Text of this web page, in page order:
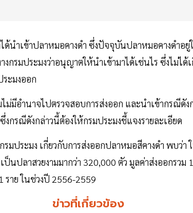
นำเข้าปลาหมอคางดำ ซึ่งปัจจุบันปลาหมอคางดำอ
งกรมประมงว่าอนุญาตให้นำเข้ามาได้เช่นไร ซึ่งไม่ไ
ะมงออก
ม่มีอำนาจไปตรวจสอบการส่งออก และนำเข้ากรณีดั
กรณีดังกล่าวนี้ต้องให้กรมประมงชี้แจงรายละเอียด
มประมง เกี่ยวกับการส่งออกปลาหมอสีคางดำ พบว่า
ป็นปลาสวยงามมากว่า 320,000 ตัว มูลค่าส่งออกรว
ราย ในช่วงปี 2556-2559
ข่าวที่เกี่ยวข้อง